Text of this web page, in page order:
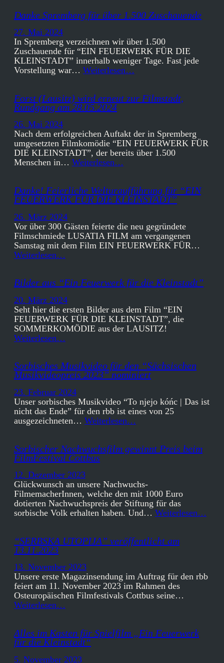
Danke Spremberg für über 1.500 Zuschauende
27. Mai 2024
In Spremberg verzeichnen wir über 1.500
Zuschauende für “EIN FEUERWERK FÜR DIE
KLEINSTADT” innerhalb weniger Tage. Fast jede
Vorstellung war… Weiterlesen…
Forst (Lausitz) wird erneut zur Filmstadt,
Rundgang am 28.05.2024
26. Mai 2024
Nach dem erfolgreichen Auftakt der in Spremberg
umgesetzten Filmkomödie “EIN FEUERWERK FÜR
DIE KLEINSTADT”, der bereits über 1.500
Menschen in… Weiterlesen…
Danke! Feierliche Welturaufführung für “EIN
FEUERWERK FÜR DIE KLEINSTADT”
26. März 2024
Vor über 300 Gästen feierte die neu gegründete
Filmschmiede LUSATIA FILM am vergangenen
Samstag mit dem Film EIN FEUERWERK FÜR…
Weiterlesen…
Bilder aus “Ein Feuerwerk für die Kleinstadt”
20. März 2024
Seht hier die ersten Bilder aus dem Film “EIN
FEUERWERK FÜR DIE KLEINSTADT”, die
SOMMERKOMÖDIE aus der LAUSITZ!
Weiterlesen…
Sorbisches Musikvideo für den “Sächsischen
Musikvideopreis 2023” nominiert
23. Februar 2024
Unser sorbisches Musikvideo “To njejo kóńc | Das ist
nicht das Ende” für den rbb ist eines von 25
ausgezeichneten… Weiterlesen…
Sorbischer Nachwuchsfilm gewinnt Preis beim
FilmFestival Cottbus
12. Dezember 2023
Glückwunsch an unsere Nachwuchs-
FilmemacherInnen, welche den mit 1000 Euro
dotierten Nachwuchspreis der Stiftung für das
sorbische Volk erhalten haben. Und… Weiterlesen…
“SERBSKA UTOPIJA” veröffentlicht am
13.11.2023
13. November 2023
Unsere erste Magazinsendung im Auftrag für den rbb
feiert am 11. November 2023 im Rahmen des
Osteuropäischen Filmfestivals Cottbus seine…
Weiterlesen…
Alles im Kasten für Spielfilm „Ein Feuerwerk
für die Kleinstadt“
5. November 2023